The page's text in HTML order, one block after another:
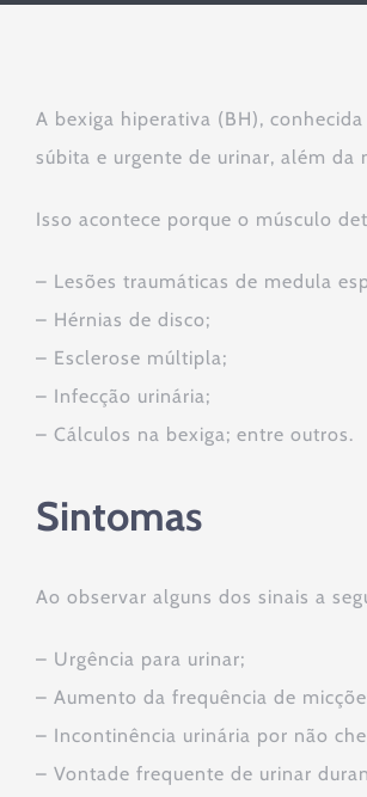
A bexiga hiperativa (BH),
súbita e urgente de urinar, além da
Isso acontece porque o músculo
– Lesões traumáticas de medula
– Hérnias de disco;
– Esclerose múltipla;
– Infecção urinária;
– Cálculos na bexiga; entre outros.
Sintomas
Ao observar alguns dos sinais a
– Urgência para urinar;
– Aumento da frequência de
– Incontinência urinária por não
– Vontade frequente de urinar